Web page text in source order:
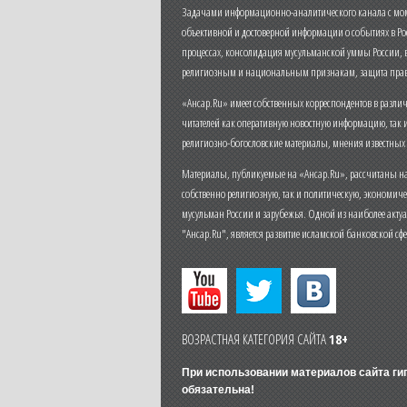
Задачами информационно-аналитического канала с
объективной и достоверной информации о событиях в
процессах, консолидация мусульманской уммы
религиозным и национальным признакам, защита
«Ансар.Ru» имеет собственных корреспондентов в
читателей как оперативную новостную информацию, так
религиозно-богословские материалы, мнения
Материалы, публикуемые на «Ансар.Ru», рассчитаны
собственно религиозную, так и политическую,
мусульман России и зарубежья. Одной из наиболее
"Ансар.Ru", является развитие исламской банковской
ВОЗРАСТНАЯ КАТЕГОРИЯ САЙТА18+
При использовании материалов сайта
обязательна!